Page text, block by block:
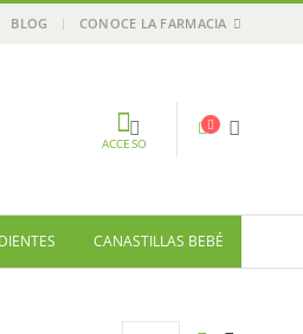
BLOG CONOCE LA FARMACIA
ACCESO
CANASTILLAS BEBÉ